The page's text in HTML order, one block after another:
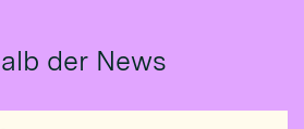
der News